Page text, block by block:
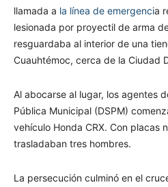
llamada a la línea de emergencia
lesionada por proyectil de arma
resguardaba al interior de una
Cuauhtémoc, cerca de la Ciudad
Al abocarse al lugar, los agentes
Pública Municipal (DSPM)
vehículo Honda CRX. Con placas
trasladaban tres hombres.
La persecución culminó en el